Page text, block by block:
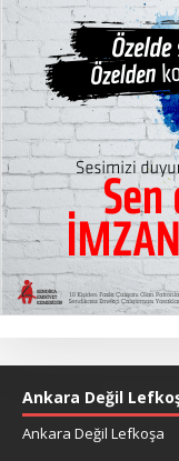
Ankara Değil
Ankara Değil Lefkoşa